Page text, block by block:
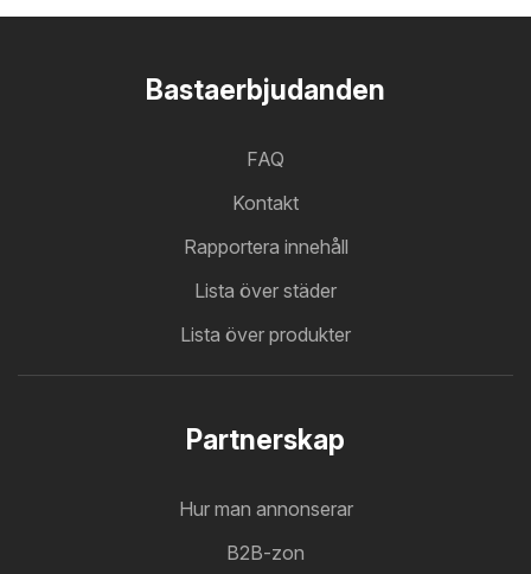
Bastaerbjudanden
FAQ
Kontakt
Rapportera innehåll
Lista över städer
Lista över produkter
Partnerskap
Hur man annonserar
B2B-zon